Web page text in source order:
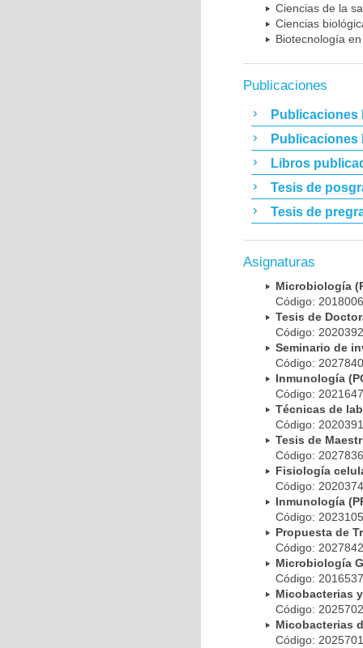
Ciencias de la
Ciencias
Biotecnología
Publicaciones
Publicaciones
Publicaciones
Libros
Tesis de
Tesis de
Asignaturas
Microbiología
Código:
Tesis de
Código:
Seminario de
Código:
Inmunología
Código:
Técnicas de
Código:
Tesis de
Código:
Fisiología
Código:
Inmunología
Código:
Propuesta de
Código:
Microbiología
Código:
Micobacterias
Código:
Micobacterias
Código: